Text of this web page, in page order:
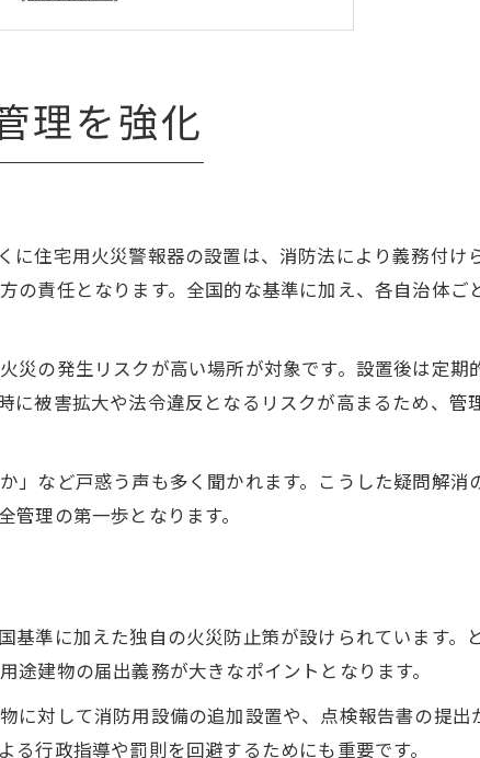
さえたい火災防止基準の最新動向
動産実務の最新知識
るべき条例の違いと実務対応
管理に及ぼす影響と実践策
活用した不動産管理の注意点
例差を確認する重要性と手順
るべき住宅用火災警報器の設置基準
場所と不動産の安全管理の関係
での火災警報器点検の重要性
ミスを防ぐ不動産管理のコツ
要な豊中市消防届出の流れ
不動産届出実務の押さえ方
守るべき条例と届出書類の注意点
産管理トラブルを防ぐ方法
理を強化
住宅用火災警報器の設置は、消防法により義務付け
責任となります。全国的な基準に加え、各自治体ご
の発生リスクが高い場所が対象です。設置後は定期
被害拡大や法令違反となるリスクが高まるため、管
」など戸惑う声も多く聞かれます。こうした疑問解消
理の第一歩となります。
準に加えた独自の火災防止策が設けられています。
建物の届出義務が大きなポイントとなります。
に対して消防用設備の追加設置や、点検報告書の提出
行政指導や罰則を回避するためにも重要です。